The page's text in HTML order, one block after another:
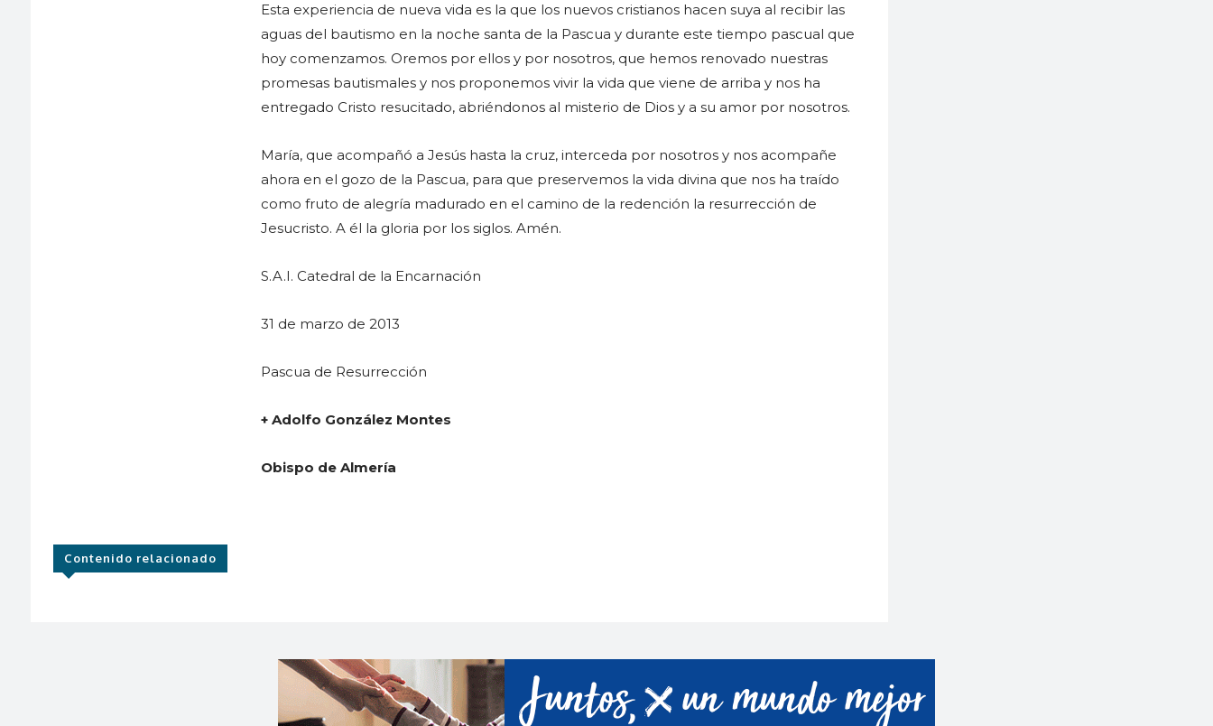
Esta experiencia de nueva vida es la que los nuevos cristianos hacen suya al recibir las
aguas del bautismo en la noche santa de la Pascua y durante este tiempo pascual que
hoy comenzamos. Oremos por ellos y por nosotros, que hemos renovado nuestras
promesas bautismales y nos proponemos vivir la vida que viene de arriba y nos ha
entregado Cristo resucitado, abriéndonos al misterio de Dios y a su amor por nosotros.
María, que acompañó a Jesús hasta la cruz, interceda por nosotros y nos acompañe
ahora en el gozo de la Pascua, para que preservemos la vida divina que nos ha traído
como fruto de alegría madurado en el camino de la redención la resurrección de
Jesucristo. A él la gloria por los siglos. Amén.
S.A.I. Catedral de la Encarnación
31 de marzo de 2013
Pascua de Resurrección
+ Adolfo González Montes
Obispo de Almería
Contenido relacionado